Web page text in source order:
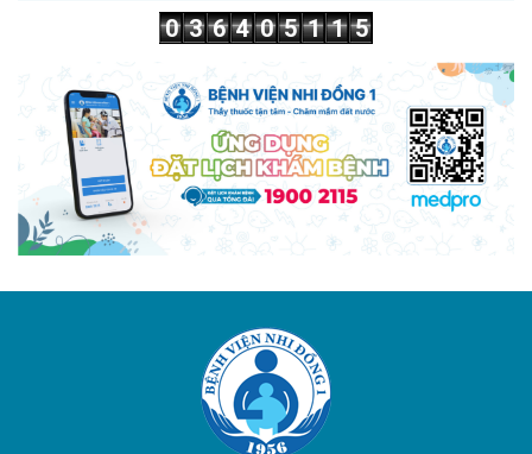
0 3 6 4 0 5 1 1 5